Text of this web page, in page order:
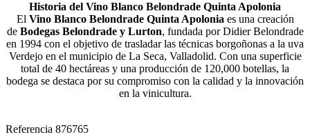
Historia del Vino Blanco Belondrade Quinta Apolonia
El Vino Blanco Belondrade Quinta Apolonia es una creación
de Bodegas Belondrade y Lurton, fundada por Didier Belondrade
en 1994 con el objetivo de trasladar las técnicas borgoñonas a la uva
Verdejo en el municipio de La Seca, Valladolid. Con una superficie
total de 40 hectáreas y una producción de 120,000 botellas, la
bodega se destaca por su compromiso con la calidad y la innovación
en la vinicultura.
Referencia 876765